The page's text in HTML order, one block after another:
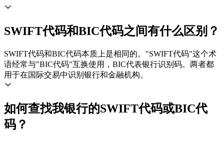
SWIFT代码和BIC代码之间有什么区别？
SWIFT代码和BIC代码本质上是相同的。"SWIFT代码"这个术
语经常与"BIC代码"互换使用，BIC代表银行识别码。两者都
用于在国际交易中识别银行和金融机构。
如何查找我银行的SWIFT代码或BIC代
码？